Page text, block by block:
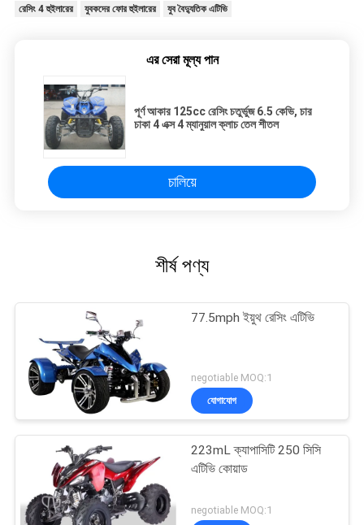
রেসিং 4 হুইলারের যুবকদের ফোর হুইলারের যুব বৈদ্যুতিক এটিভি
এর সেরা মূল্য পান
পূর্ণ আকার 125cc রেসিং চতুর্ভুজ 6.5 কেভি, চার
চাকা 4 এক্স 4 ম্যানুয়াল ক্লাচ তেল শীতল
চালিয়ে
শীর্ষ পণ্য
77.5mph ইয়ুথ রেসিং এটিভি
negotiable MOQ:1
যোগাযোগ
223mL ক্যাপাসিটি 250 সিসি
এটিভি কোয়াড
negotiable MOQ:1